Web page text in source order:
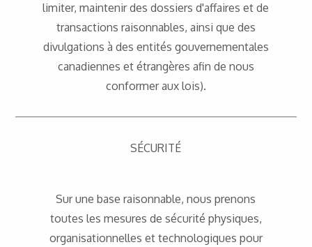
limiter, maintenir des dossiers d'affaires et de
transactions raisonnables, ainsi que des
divulgations à des entités gouvernementales
canadiennes et étrangères afin de nous
conformer aux lois).
SÉCURITÉ
Sur une base raisonnable, nous prenons
toutes les mesures de sécurité physiques,
organisationnelles et technologiques pour